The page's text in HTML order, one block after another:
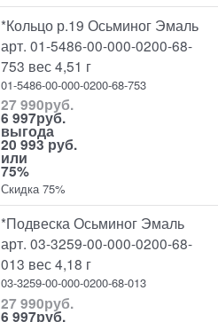
*Кольцо р.19 Осьминог Эмаль
арт. 01-5486-00-000-0200-68-
753 вес 4,51 г
01-5486-00-000-0200-68-753
27 990руб.
6 997руб.
выгода
20 993 руб.
или
75%
Скидка 75%
*Подвеска Осьминог Эмаль
арт. 03-3259-00-000-0200-68-
013 вес 4,18 г
03-3259-00-000-0200-68-013
27 990руб.
6 997руб.